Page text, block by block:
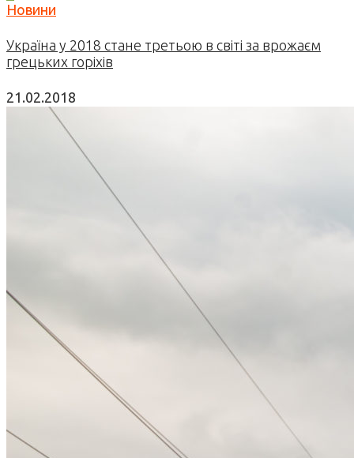
Новини
Україна у 2018 стане третьою в світі за врожаєм
грецьких горіхів
21.02.2018